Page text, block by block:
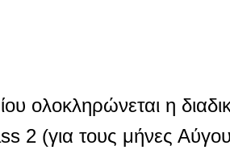
ολοκληρώνεται η
2 (για τους μήνες